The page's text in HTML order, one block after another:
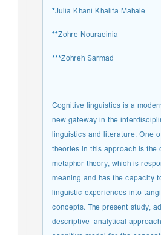
Julia Khani Khalifa Mahale
*
Zohre Nouraeinia
**
Zohreh Sarmad
***
Cognitive linguistics is a
new gateway in the
linguistics and literature. One
theories in this approach is the
metaphor theory, which is
meaning and has the
linguistic experiences into
concepts. The present study,
descriptive–analytical